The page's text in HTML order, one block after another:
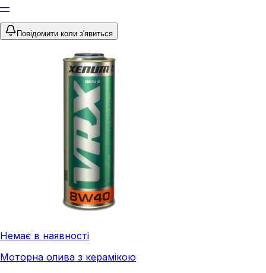
—
Повідомити коли з'явиться
Немає в наявності
Моторна олива з керамікою